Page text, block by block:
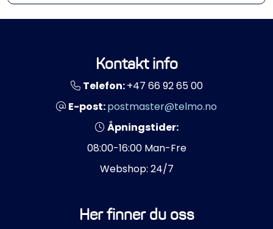
Kontakt info
Telefon:+47 66 92 65 00
E-post:postmaster@telmo.no
Åpningstider:
08:00-16:00 Man-Fre
Webshop: 24/7
Her finner du oss
Servicesett